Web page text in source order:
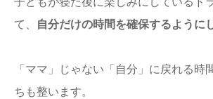
て、
自分だけの時間を確保するように
「ママ」じゃない「自分」に戻れる時
ちも整います。